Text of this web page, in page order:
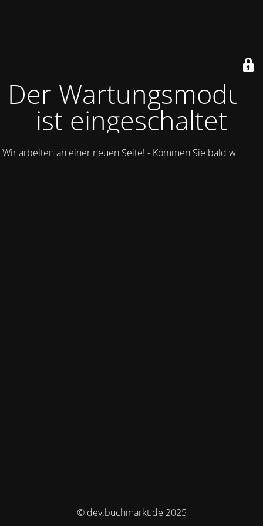
Der Wartungsmodus
ist eingeschaltet
Wir arbeiten an einer neuen Seite! - Kommen Sie bald wieder.
© dev.buchmarkt.de 2025